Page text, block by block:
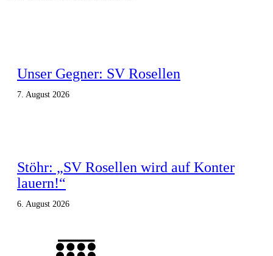
Unser Gegner: SV Rosellen
7. August 2026
Stöhr: „SV Rosellen wird auf Konter
lauern!“
6. August 2026